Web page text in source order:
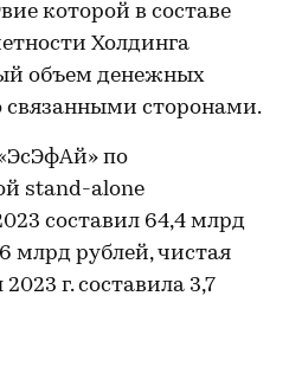
которой в составе
Холдинга
объем денежных
связанными сторонами.
по
stand-alone
составил 64,4 млрд
млрд рублей, чистая
г. составила 3,7